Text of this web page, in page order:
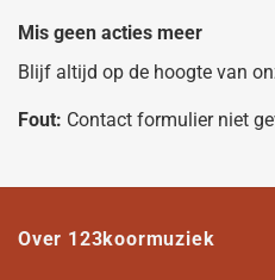
Mis geen acties meer
Blijf altijd op de hoogte van
Fout: Contact formulier niet
Over 123koormuziek